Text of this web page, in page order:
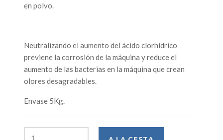
en polvo.
Neutralizando el aumento del ácido clorhídrico
previene la corrosión de la máquina y reduce el
aumento de las bacterias en la máquina que crean
olores desagradables.
Envase 5Kg.